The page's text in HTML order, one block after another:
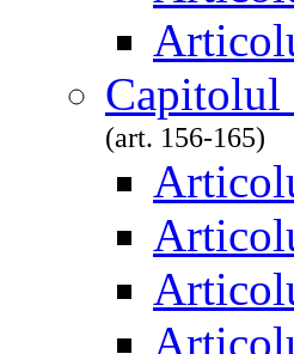
Capitolul
(art. 156-165)